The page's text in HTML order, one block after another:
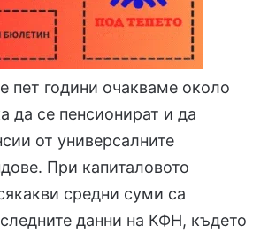
пет години очакваме около
да се пенсионират и да
от универсалните
При капиталовото
средни суми са
данни на КФН, където